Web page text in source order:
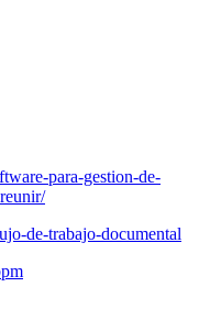
para-gestion-de-
de-trabajo-documental